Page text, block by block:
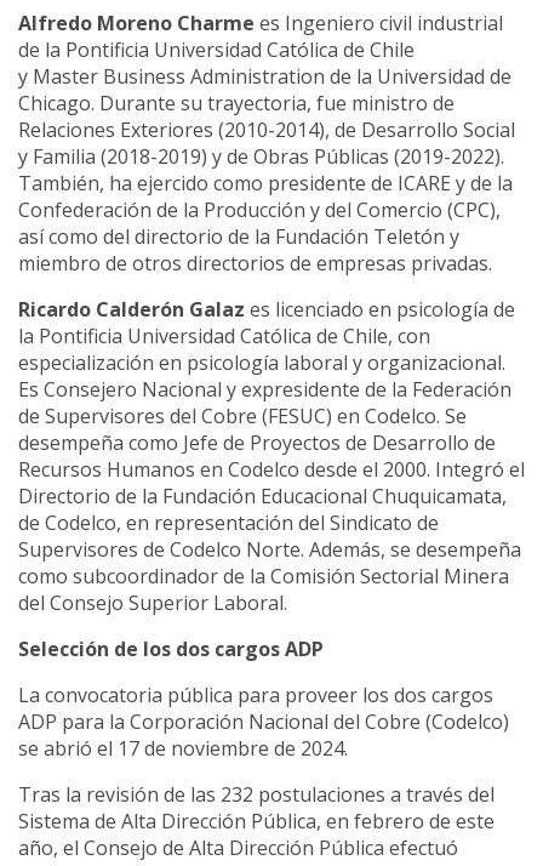
Alfredo Moreno Charme es Ingeniero civil industrial
de la Pontificia Universidad Católica de Chile
y Master Business Administration de la Universidad de
Chicago. Durante su trayectoria, fue ministro de
Relaciones Exteriores (2010-2014), de Desarrollo Social
y Familia (2018-2019) y de Obras Públicas (2019-2022).
También, ha ejercido como presidente de ICARE y de la
Confederación de la Producción y del Comercio (CPC),
así como del directorio de la Fundación Teletón y
miembro de otros directorios de empresas privadas.
Ricardo Calderón Galaz es licenciado en psicología de
la Pontificia Universidad Católica de Chile, con
especialización en psicología laboral y organizacional.
Es Consejero Nacional y expresidente de la Federación
de Supervisores del Cobre (FESUC) en Codelco. Se
desempeña como Jefe de Proyectos de Desarrollo de
Recursos Humanos en Codelco desde el 2000. Integró el
Directorio de la Fundación Educacional Chuquicamata,
de Codelco, en representación del Sindicato de
Supervisores de Codelco Norte. Además, se desempeña
como subcoordinador de la Comisión Sectorial Minera
del Consejo Superior Laboral.
Selección de los dos cargos ADP
La convocatoria pública para proveer los dos cargos
ADP para la Corporación Nacional del Cobre (Codelco)
se abrió el 17 de noviembre de 2024.
Tras la revisión de las 232 postulaciones a través del
Sistema de Alta Dirección Pública, en febrero de este
año, el Consejo de Alta Dirección Pública efectuó